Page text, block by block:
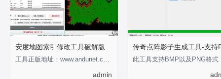
安度地图索引修改工具破解版-支持0-255
工具正版地址：www.andunet.com 制作不易，有经济基础的支持正版软件 以下为正版截
admin